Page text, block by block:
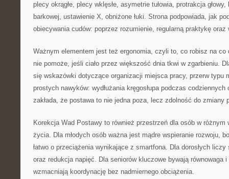
plecy okrągłe, plecy wklęsłe, asymetrie tułowia, protrakcja
barkowej, ustawienie X, obniżone łuki. Strona podpowiada, jak
obiecywania cudów: poprzez rozumienie, regularną praktykę oraz
Ważnym elementem jest też ergonomia, czyli to, co robisz na co
nie pomoże, jeśli ciało przez większość dnia tkwi w zgarbieniu.
się wskazówki dotyczące organizacji miejsca pracy, przerw typu
prostych nawyków: wydłużania kręgosłupa podczas
zakłada, że postawa to nie jedna poza, lecz zdolność do zmiany
Korekcja Wad Postawy to również przestrzeń dla osób w
życia. Dla młodych osób ważna jest mądre wspieranie rozwoju,
łatwo o przeciążenia wynikające z smartfona. Dla dorosłych
oraz redukcja napięć. Dla seniorów kluczowe bywają równowaga
wzmacniają koordynację bez nadmiernego obciążenia.